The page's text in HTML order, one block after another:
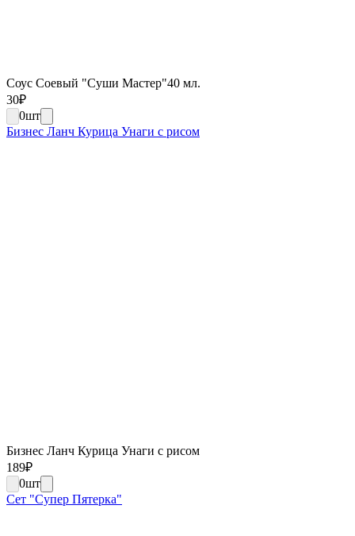
Соус Соевый "Суши Мастер"40 мл.
30₽
0шт
Бизнес Ланч Курица Унаги с рисом
Бизнес Ланч Курица Унаги с рисом
189₽
0шт
Сет "Супер Пятерка"